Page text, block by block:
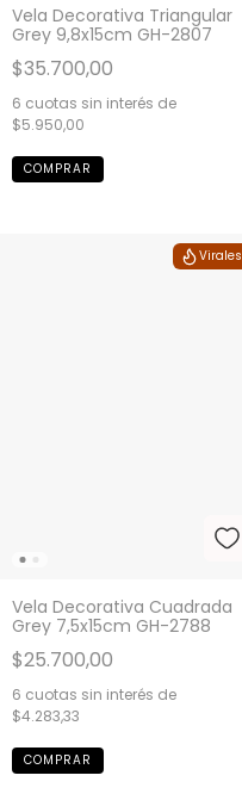
Vela Decorativa Triangular
Grey 9,8x15cm GH-2807
$35.700,00
6 cuotas sin interés de
$5.950,00
Virales
Vela Decorativa Cuadrada
Grey 7,5x15cm GH-2788
$25.700,00
6 cuotas sin interés de
$4.283,33